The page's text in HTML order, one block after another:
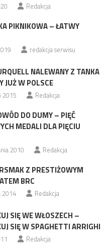
Redakcja
PIKNIKOWA – ŁATWY
redakcja serwisu
NALEWANY Z TANKA
JUŻ W POLSCE
2015 Redakcja
DO DUMY – PIĘĆ
MEDALI DLA PIĘCIU
2010 Redakcja
Z PRESTIŻOWYM
BRC
2014 Redakcja
SIĘ WE WŁOSZECH –
SIĘ W SPAGHETTI ARRIGHI
Redakcja